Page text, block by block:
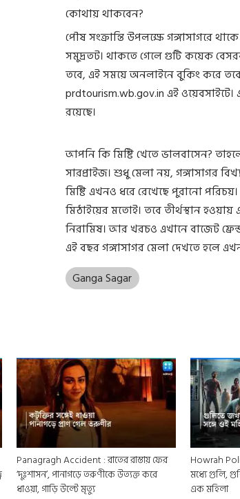
কোথায় থাকবেন?
পৌষ সংক্রান্তি উপলক্ষে গঙ্গাসাগরে
সমুদ্রতট। থাকতে গেলে গুটি কয়েক
তবে, এই সময়ে অনলাইনে বুকিং করে
prdtourism.wb.gov.in এই
রয়েছে।
আপনি কি মিষ্টি খেতে ভালবাসেন?
সারপ্রাইজ। শুধু মেলা নয়, গঙ্গাসাগর
মিষ্টি এখনও ধরে রেখেছে পুরানো
মিঠাইয়ের মতোই। তবে তীর্থস্থান
নিরামিষ। আর খরচও এখানে বাজেট
এই বছর গঙ্গাসাগর মেলা দেখতে হলে
Ganga Sagar
Panagragh Accident : রাতের রাস্তায় ফের
‘দুঃশাসন’, পানাগড়ে তরুণীকে উত্যক্ত করে
ধাওয়া, গাড়ি উল্টে মৃত্যু
Howrah
মধ্যে গুলি,
এক মহিলা